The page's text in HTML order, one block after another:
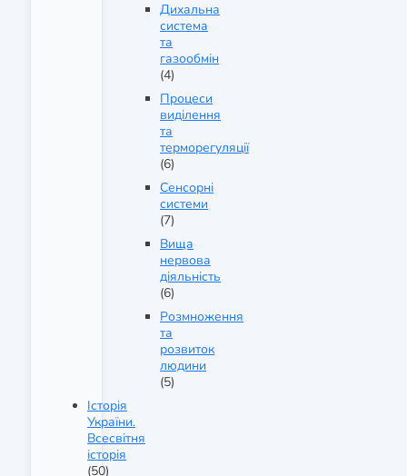
Дихальна
система
та
газообмін
(4)
Процеси
виділення
та
терморегуляції
(6)
Сенсорні
системи
(7)
Вища
нервова
діяльність
(6)
Розмноження
та
розвиток
людини
(5)
Історія
України.
Всесвітня
історія
(50)